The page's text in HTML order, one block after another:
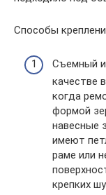
Способы
Съемный
качестве
когда
формой
навесные
имеют
раме или
крепких